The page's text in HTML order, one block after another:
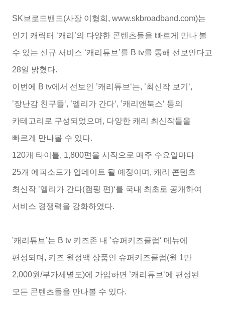
SK브로드밴드(사장 이형희, www.skbroadband.com)는
인기 캐릭터 ‘캐리’의 다양한 콘텐츠들을 빠르게 만나 볼
수 있는 신규 서비스 ‘캐리튜브’를 B tv를 통해 선보인다고
28일 밝혔다.
이번에 B tv에서 선보인 ’캐리튜브‘는, ’최신작 보기‘,
’장난감 친구들‘, ’엘리가 간다‘, ’캐리앤북스‘ 등의
카테고리로 구성되었으며, 다양한 캐리 최신작들을
빠르게 만나볼 수 있다.
120개 타이틀, 1,800편을 시작으로 매주 수요일마다
25개 에피소드가 업데이트 될 예정이며, 캐리 콘텐츠
최신작 ’엘리가 간다(캠핑 편)‘를 국내 최초로 공개하여
서비스 경쟁력을 강화하였다.
'캐리튜브’는 B tv 키즈존 내 ’슈퍼키즈클럽‘ 메뉴에
편성되며, 키즈 월정액 상품인 슈퍼키즈클럽(월 1만
2,000원/부가세별도)에 가입하면 ’캐리튜브‘에 편성된
모든 콘텐츠들을 만나볼 수 있다.